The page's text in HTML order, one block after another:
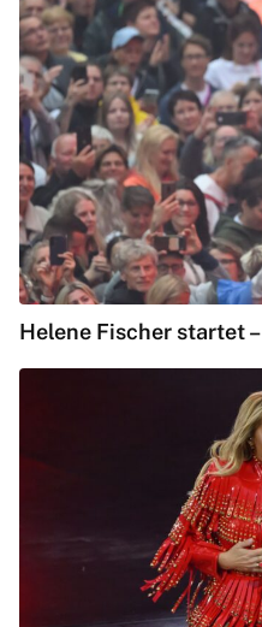
Helene Fischer startet